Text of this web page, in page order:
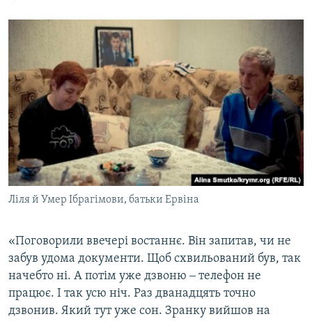
Ліля й Умер Ібрагімови, батьки Ервіна
«Поговорили ввечері востаннє. Він запитав, чи не
забув удома документи. Щоб схвильований був, так
начебто ні. А потім уже дзвоню ‒ телефон не
працює. І так усю ніч. Раз дванадцять точно
дзвонив. Який тут уже сон. Зранку вийшов на